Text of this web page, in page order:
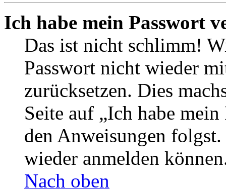
Ich habe mein Passwort
Das ist nicht schlimm!
Passwort nicht wieder
zurücksetzen. Dies
Seite auf „Ich habe
den Anweisungen
wieder anmelden
Nach oben